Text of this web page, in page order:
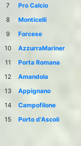
7
Pro Calcio
8
Monticelli
9
Forcese
10
AzzurraMariner
11
Porta Romana
12
Amandola
13
Appignano
14
Campofilone
15
Porto d'Ascoli